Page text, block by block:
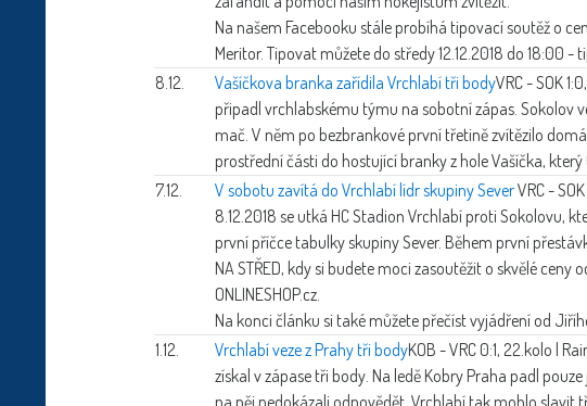
Na našem Facebooku stále probíhá tipovací soutěž o
Meritor. Tipovat můžete do středy 12.12.2018 do 18:00 -
8.12.
Vašíčkova branka zařídila Vrchlabí tři bodyVRC - SOK
připadl vrchlabskému týmu na sobotní zápas. Sokolov
mač. V něm po bezbrankové první třetině zvítězilo
prostřední části do hostující branky z hole Vašíčka,
7.12.
V sobotu zavítá do Vrchlabí lídr skupiny SeverVRC -
8.12.2018 se utká HC Stadion Vrchlabí proti Sokolovu,
první příčce tabulky skupiny Sever. Během první
NA STŘED, kdy si budete moci zasoutěžit o skvělé
ONLINESHOP.cz.
Na konci článku si také můžete přečíst vyjádření od
1.12.
Vrchlabí veze z Prahy tři bodyKOB - VRC 0:1, 22.kolo |
získal v zápase tři body. Na ledě Kobry Praha padl
na něj nedokázali odpovědět. Vrchlabí tak mohlo slavit